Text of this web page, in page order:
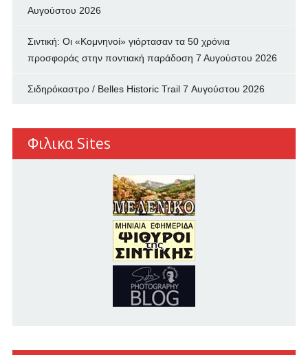
Αυγούστου 2026
Σιντική: Οι «Κομνηνοί» γιόρτασαν τα 50 χρόνια
προσφοράς στην ποντιακή παράδοση 7 Αυγούστου 2026
Σιδηρόκαστρο / Belles Historic Trail 7 Αυγούστου 2026
Φιλικα Sites